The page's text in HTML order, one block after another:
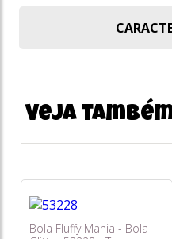
Veja
Bola Fluffy Mania - Bola